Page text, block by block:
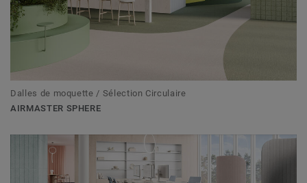
Dalles de moquette / Sélection Circulaire
AIRMASTER SPHERE